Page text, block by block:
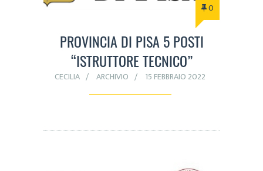
0
PROVINCIA DI PISA 5 POSTI
“ISTRUTTORE TECNICO”
CECILIA ARCHIVIO 15 FEBBRAIO 2022